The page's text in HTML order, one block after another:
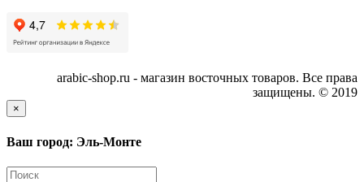
arabic-shop.ru - магазин восточных товаров. Все права
защищены. © 2019
×
Ваш город: Эль-Монте